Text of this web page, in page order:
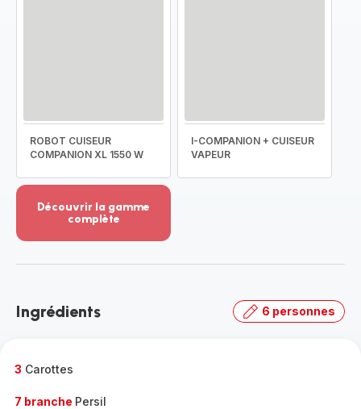
ROBOT CUISEUR
COMPANION XL 1550 W
I-COMPANION + CUISEUR
VAPEUR
Découvrir la gamme
complète
-
gamme
Ingrédients 6 personnes
3 Carottes
7 branche Persil